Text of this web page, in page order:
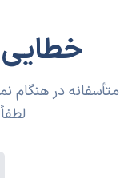
متأسفانه در